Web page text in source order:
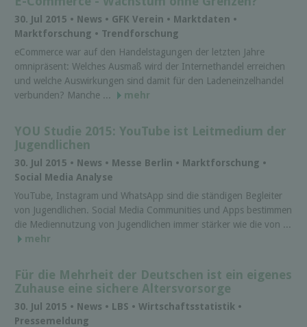
30. Jul 2015 • News • GFK Verein • Marktdaten •
Marktforschung • Trendforschung
eCommerce war auf den Handelstagungen der letzten Jahre
omnipräsent: Welches Ausmaß wird der Internethandel erreichen
und welche Auswirkungen sind damit für den Ladeneinzelhandel
verbunden? Manche ...
mehr
YOU Studie 2015: YouTube ist Leitmedium der
Jugendlichen
30. Jul 2015 • News • Messe Berlin • Marktforschung •
Social Media Analyse
YouTube, Instagram und WhatsApp sind die ständigen Begleiter
von Jugendlichen. Social Media Communities und Apps bestimmen
die Mediennutzung von Jugendlichen immer stärker wie die von ...
mehr
Für die Mehrheit der Deutschen ist ein eigenes
Zuhause eine sichere Altersvorsorge
30. Jul 2015 • News • LBS • Wirtschaftsstatistik •
Pressemeldung